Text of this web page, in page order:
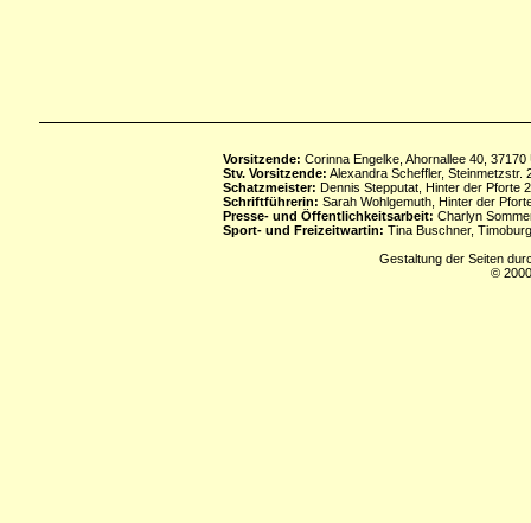
Vorsitzende: Corinna Engelke, Ahornallee 40,
Stv. Vorsitzende: Alexandra Scheffler, Steinmetzstr.
Schatzmeister: Dennis Stepputat, Hinter der Pforte
Schriftführerin: Sarah Wohlgemuth, Hinter der
Presse- und Öffentlichkeitsarbeit: Charlyn
Sport- und Freizeitwartin: Tina Buschner,
Gestaltung der Seiten
©